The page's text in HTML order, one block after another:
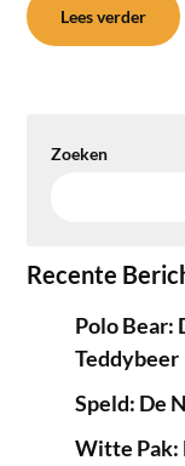
Lees verder
Zoeken
Recente
Polo Bear:
Teddybeer
Speld: De
Witte Pak: